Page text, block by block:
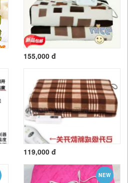
155,000 đ
119,000 đ
NEW